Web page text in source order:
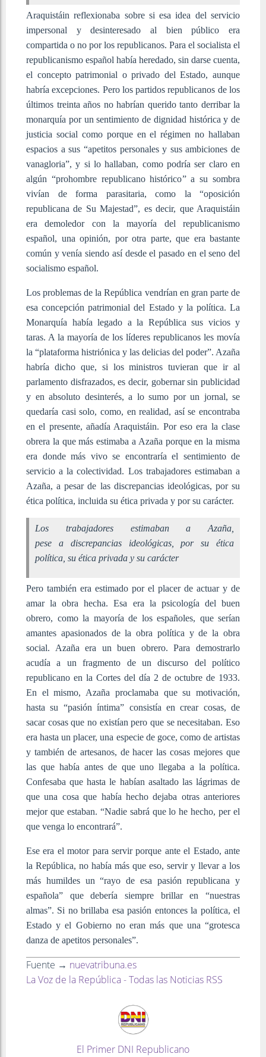
Araquistáin reflexionaba sobre si esa idea del servicio
impersonal y desinteresado al bien público era
compartida o no por los republicanos. Para el socialista el
republicanismo español había heredado, sin darse cuenta,
el concepto patrimonial o privado del Estado, aunque
habría excepciones. Pero los partidos republicanos de los
últimos treinta años no habrían querido tanto derribar la
monarquía por un sentimiento de dignidad histórica y de
justicia social como porque en el régimen no hallaban
espacios a sus “apetitos personales y sus ambiciones de
vanagloria”, y si lo hallaban, como podría ser claro en
algún “prohombre republicano histórico” a su sombra
vivían de forma parasitaria, como la “oposición
republicana de Su Majestad”, es decir, que Araquistáin
era demoledor con la mayoría del republicanismo
español, una opinión, por otra parte, que era bastante
común y venía siendo así desde el pasado en el seno del
socialismo español.
Los problemas de la República vendrían en gran parte de
esa concepción patrimonial del Estado y la política. La
Monarquía había legado a la República sus vicios y
taras. A la mayoría de los líderes republicanos les movía
la “plataforma histriónica y las delicias del poder”. Azaña
habría dicho que, si los ministros tuvieran que ir al
parlamento disfrazados, es decir, gobernar sin publicidad
y en absoluto desinterés, a lo sumo por un jornal, se
quedaría casi solo, como, en realidad, así se encontraba
en el presente, añadía Araquistáin. Por eso era la clase
obrera la que más estimaba a Azaña porque en la misma
era donde más vivo se encontraría el sentimiento de
servicio a la colectividad. Los trabajadores estimaban a
Azaña, a pesar de las discrepancias ideológicas, por su
ética política, incluida su ética privada y por su carácter.
Los trabajadores estimaban a Azaña,
pese a discrepancias ideológicas, por su ética
política, su ética privada y su carácter
Pero también era estimado por el placer de actuar y de
amar la obra hecha. Esa era la psicología del buen
obrero, como la mayoría de los españoles, que serían
amantes apasionados de la obra política y de la obra
social. Azaña era un buen obrero. Para demostrarlo
acudía a un fragmento de un discurso del político
republicano en la Cortes del día 2 de octubre de 1933.
En el mismo, Azaña proclamaba que su motivación,
hasta su “pasión íntima” consistía en crear cosas, de
sacar cosas que no existían pero que se necesitaban. Eso
era hasta un placer, una especie de goce, como de artistas
y también de artesanos, de hacer las cosas mejores que
las que había antes de que uno llegaba a la política.
Confesaba que hasta le habían asaltado las lágrimas de
que una cosa que había hecho dejaba otras anteriores
mejor que estaban. “Nadie sabrá que lo he hecho, per el
que venga lo encontrará”.
Ese era el motor para servir porque ante el Estado, ante
la República, no había más que eso, servir y llevar a los
más humildes un “rayo de esa pasión republicana y
española” que debería siempre brillar en “nuestras
almas”. Si no brillaba esa pasión entonces la política, el
Estado y el Gobierno no eran más que una “grotesca
danza de apetitos personales”.
Fuente → nuevatribuna.es
La Voz de la República - Todas las Noticias RSS
El Primer DNI Republicano